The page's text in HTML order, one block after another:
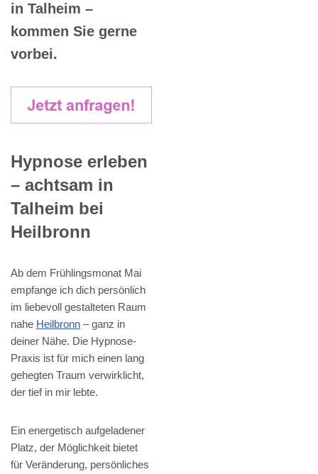
in Talheim –
kommen Sie gerne
vorbei.
Hypnose erleben
– achtsam in
Talheim bei
Heilbronn
Ab dem Frühlingsmonat Mai
empfange ich dich persönlich
im liebevoll gestalteten Raum
nahe Heilbronn – ganz in
deiner Nähe. Die Hypnose-
Praxis ist für mich einen lang
gehegten Traum verwirklicht,
der tief in mir lebte.
Ein energetisch aufgeladener
Platz, der Möglichkeit bietet
für Veränderung, persönliches